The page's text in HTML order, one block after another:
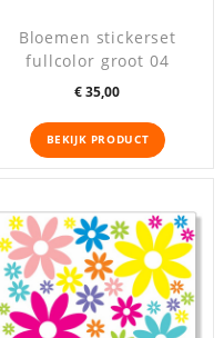
Bloemen stickerset
fullcolor groot 04
Prijs
€ 35,00
BEKIJK PRODUCT